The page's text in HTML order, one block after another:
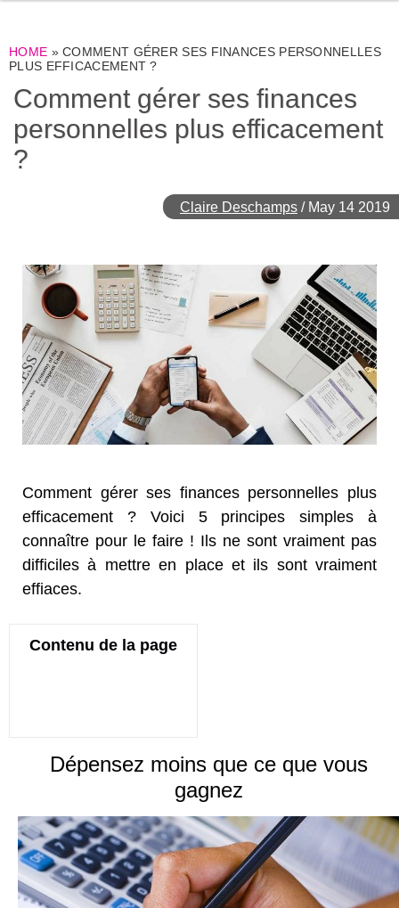
HOME »COMMENT GÉRER SES FINANCES PERSONNELLES
PLUS EFFICACEMENT ?
Comment gérer ses finances
personnelles plus efficacement
?
Claire Deschamps / May 14 2019
Comment gérer ses finances personnelles plus
efficacement ? Voici 5 principes simples à
connaître pour le faire ! Ils ne sont vraiment pas
difficiles à mettre en place et ils sont vraiment
effiaces.
Contenu de la page
Dépensez moins que ce que vous
gagnez